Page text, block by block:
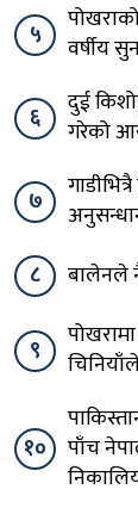
५
वर्षीय
६
दुई
गरेको
७
८
बालेनले
९
१०
पाँच